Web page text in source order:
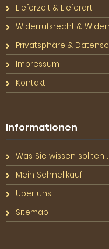
Lieferzeit & Lieferart
Widerrufsrecht &
Privatsphäre &
Impressum
Kontakt
Informationen
Was Sie wissen sollten ...
Mein Schnellkauf
Über uns
Sitemap